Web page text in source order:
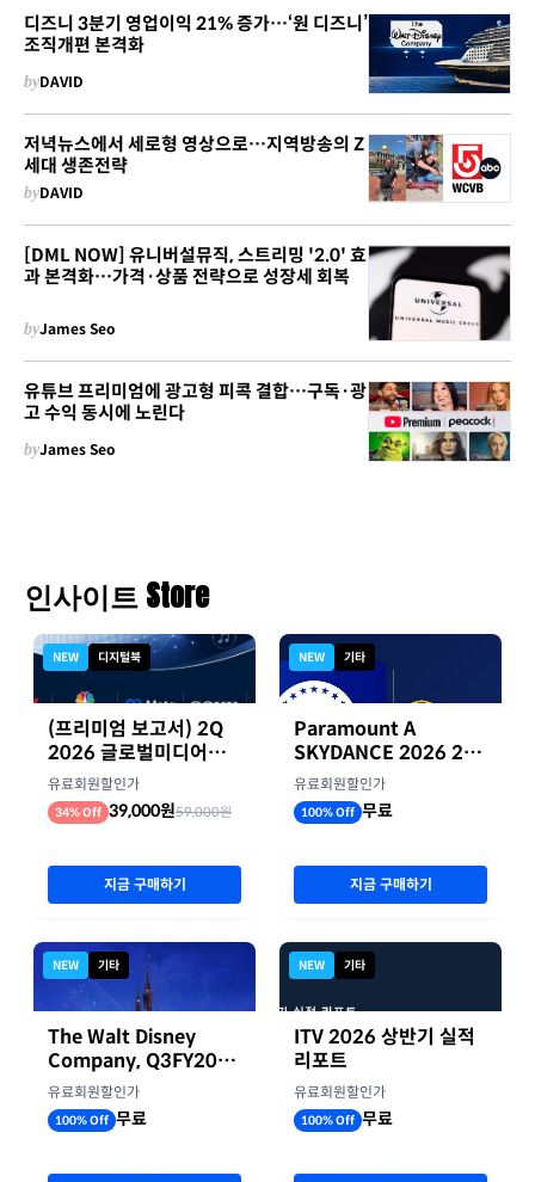
디즈니 3분기 영업이익 21% 증가…‘원 디즈니’
조직개편 본격화
byDAVID
저녁뉴스에서 세로형 영상으로…지역방송의 Z
세대 생존전략
byDAVID
[DML NOW] 유니버설뮤직, 스트리밍 '2.0' 효
과 본격화…가격·상품 전략으로 성장세 회복
byJames Seo
유튜브 프리미엄에 광고형 피콕 결합…구독·광
고 수익 동시에 노린다
byJames Seo
인사이트 Store
NEW 디지털북
(프리미엄 보고서) 2Q
2026 글로벌미디어기
업 실적 종합 보고서
유료회원할인가
34% Off 39,000원59,000원
지금 구매하기
NEW 기타
The Walt Disney
Company, Q3FY2026
실적자료
유료회원할인가
100% Off 무료
NEW 기타
Paramount A
SKYDANCE 2026 2분
기 실적
유료회원할인가
100% Off 무료
지금 구매하기
NEW 기타
ITV 2026 상반기 실적
리포트
유료회원할인가
100% Off 무료